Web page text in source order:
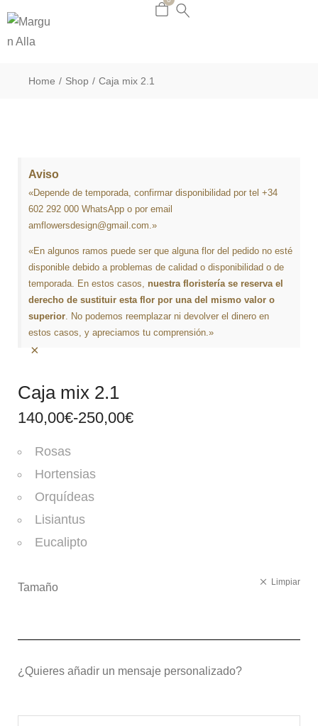
Home / Shop / Caja mix 2.1
Aviso
«Depende de temporada, confirmar disponibilidad por tel +34
602 292 000 WhatsApp o por email
amflowersdesign@gmail.com.»
«En algunos ramos puede ser que alguna flor del pedido no esté
disponible debido a problemas de calidad o disponibilidad o de
temporada. En estos casos, nuestra floristería se reserva el
derecho de sustituir esta flor por una del mismo valor o
superior. No podemos reemplazar ni devolver el dinero en
estos casos, y apreciamos tu comprensión.»
×
Caja mix 2.1
140,00€-250,00€
Rosas
Hortensias
Orquídeas
Lisiantus
Eucalipto
Tamaño Limpiar
¿Quieres añadir un mensaje personalizado?